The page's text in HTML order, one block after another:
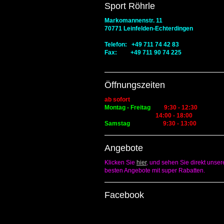
Sport Röhrle
Markomannenstr. 11
70771 Leinfelden-Echterdingen
Telefon: +49 711 74 42 83
Fax: +49 711 90 74 225
Öffnungszeiten
ab sofort
Montag - Freitag
9:30 - 12:30
14:00 - 18:00
Samstag 9:30 - 13:00
Angebote
Klicken Sie hier, und sehen Sie direkt
besten Angebote mit super Rabatten.
Facebook